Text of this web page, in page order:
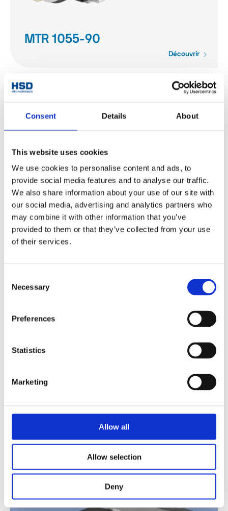
Consent Details About
This website uses cookies
We use cookies to personalise content and ads, to
provide social media features and to analyse our traffic.
We also share information about your use of our site with
our social media, advertising and analytics partners who
may combine it with other information that you’ve
provided to them or that they’ve collected from your use
of their services.
Selection
Necessary
Preferences
Statistics
Marketing
Allow all
Allow selection
Deny
MTR 1055-90
Découvrir
MTR 1073-120
MTR 1090-140